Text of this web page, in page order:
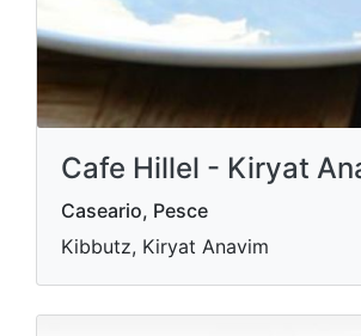
Cafe Hillel - Kiryat
Caseario, Pesce
Kibbutz, Kiryat Anavim